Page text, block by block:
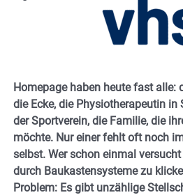
Homepage haben heute fast alle:
die Ecke, die Physiotherapeutin in
der Sportverein, die Familie, die
möchte. Nur einer fehlt oft noch
selbst. Wer schon einmal
durch Baukastensysteme zu
Problem: Es gibt unzählige